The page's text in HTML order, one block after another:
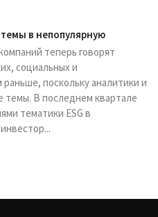
темы в непопулярную
теперь говорят
социальных и
поскольку аналитики и
темы. В последнем квартале
тематики ESG в